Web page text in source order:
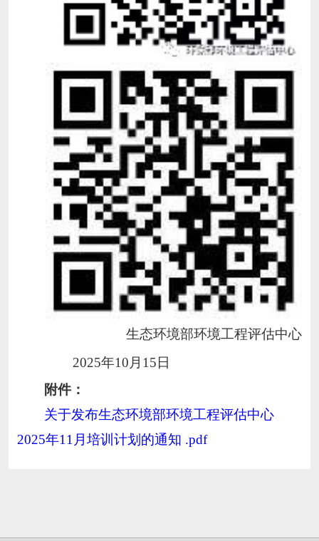
生态环境部环境工程评估中心
2025年10月 15 日
附件：
关于发布生态环境部环境工程评估中心
2025年11月培训计划的通知 .pdf